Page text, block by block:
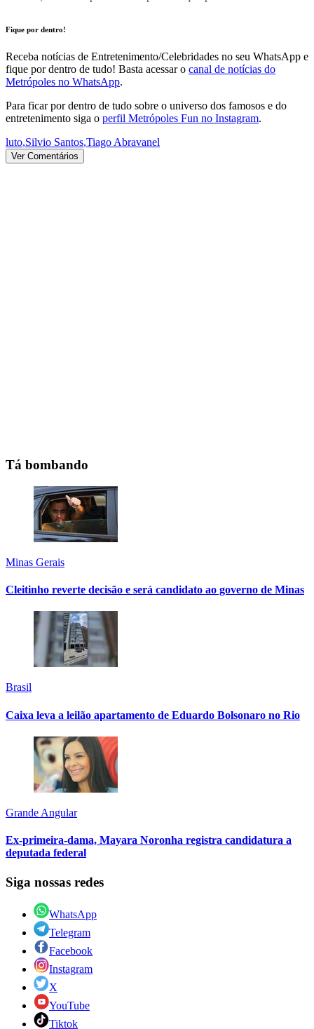
Fique por dentro!
Receba notícias de Entretenimento/Celebridades no seu WhatsApp e
fique por dentro de tudo! Basta acessar o canal de notícias do
Metrópoles no WhatsApp.
Para ficar por dentro de tudo sobre o universo dos famosos e do
entretenimento siga o perfil Metrópoles Fun no Instagram.
luto,Silvio Santos,Tiago Abravanel
Ver Comentários
Tá bombando
Minas Gerais
Cleitinho reverte decisão e será candidato ao governo de Minas
Brasil
Caixa leva a leilão apartamento de Eduardo Bolsonaro no Rio
Grande Angular
Ex-primeira-dama, Mayara Noronha registra candidatura a
deputada federal
Siga nossas redes
WhatsApp
Telegram
Facebook
Instagram
X
YouTube
Tiktok